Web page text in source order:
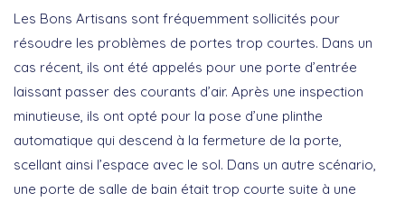
Les Bons Artisans sont fréquemment sollicités pour
résoudre les problèmes de portes trop courtes. Dans un
cas récent, ils ont été appelés pour une porte d’entrée
laissant passer des courants d’air. Après une inspection
minutieuse, ils ont opté pour la pose d’une plinthe
automatique qui descend à la fermeture de la porte,
scellant ainsi l’espace avec le sol. Dans un autre scénario,
une porte de salle de bain était trop courte suite à une